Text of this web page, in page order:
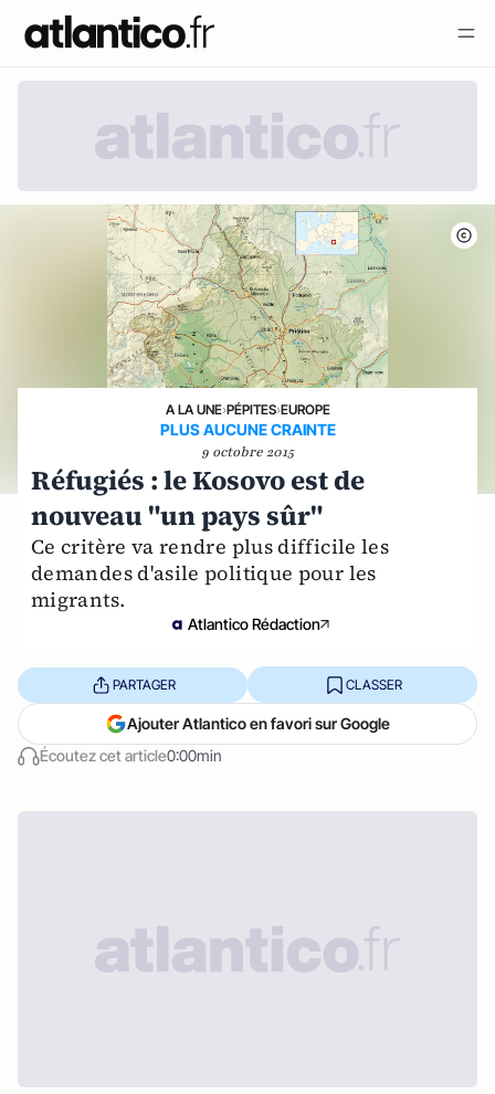
A LA UNE›PÉPITES›EUROPE
PLUS AUCUNE CRAINTE
9 octobre 2015
Réfugiés : le Kosovo est de
nouveau "un pays sûr"
Ce critère va rendre plus difficile les
demandes d'asile politique pour les
migrants.
Atlantico Rédaction
Écoutez cet article0:00min
PARTAGER CLASSER
Ajouter Atlantico en favori sur Google